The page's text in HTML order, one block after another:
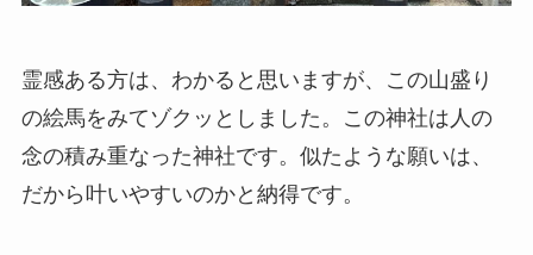
霊感ある方は、わかると思いますが、この山盛り
の絵馬をみてゾクッとしました。この神社は人の
念の積み重なった神社です。似たような願いは、
だから叶いやすいのかと納得です。